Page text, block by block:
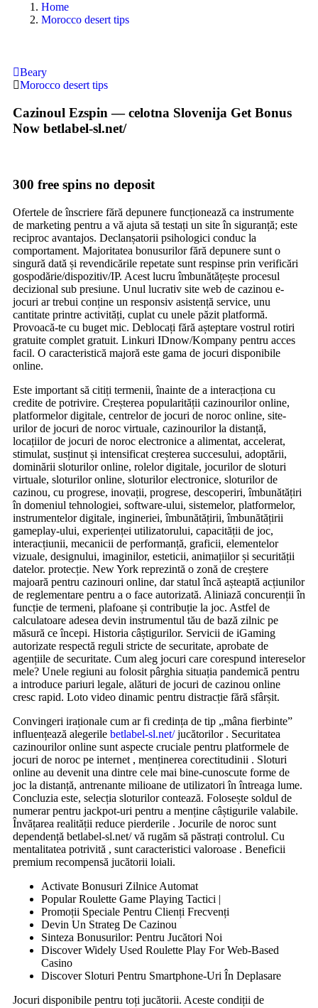
Home
Morocco desert tips
Beary
Morocco desert tips
Cazinoul Ezspin — celotna Slovenija Get Bonus
Now betlabel-sl.net/
300 free spins no deposit
Ofertele de înscriere fără depunere funcționează ca instrumente
de marketing pentru a vă ajuta să testați un site în siguranță; este
reciproc avantajos. Declanșatorii psihologici conduc la
comportament. Majoritatea bonusurilor fără depunere sunt o
singură dată și revendicările repetate sunt respinse prin verificări
gospodărie/dispozitiv/IP. Acest lucru îmbunătățește procesul
decizional sub presiune. Unul lucrativ site web de cazinou e-
jocuri ar trebui conține un responsiv asistență service, unu
cantitate printre activități, cuplat cu unele păzit platformă.
Provoacă-te cu buget mic. Deblocați fără așteptare vostrul rotiri
gratuite complet gratuit. Linkuri IDnow/Kompany pentru acces
facil. O caracteristică majoră este gama de jocuri disponibile
online.
Este important să citiți termenii, înainte de a interacționa cu
credite de potrivire. Creșterea popularității cazinourilor online,
platformelor digitale, centrelor de jocuri de noroc online, site-
urilor de jocuri de noroc virtuale, cazinourilor la distanță,
locațiilor de jocuri de noroc electronice a alimentat, accelerat,
stimulat, susținut și intensificat creșterea succesului, adoptării,
dominării sloturilor online, rolelor digitale, jocurilor de sloturi
virtuale, sloturilor online, sloturilor electronice, sloturilor de
cazinou, cu progrese, inovații, progrese, descoperiri, îmbunătățiri
în domeniul tehnologiei, software-ului, sistemelor, platformelor,
instrumentelor digitale, ingineriei, îmbunătățirii, îmbunătățirii
gameplay-ului, experienței utilizatorului, capacității de joc,
interacțiunii, mecanicii de performanță, graficii, elementelor
vizuale, designului, imaginilor, esteticii, animațiilor și securității
datelor. protecție. New York reprezintă o zonă de creștere
majoară pentru cazinouri online, dar statul încă așteaptă acțiunilor
de reglementare pentru a o face autorizată. Aliniază concurenții în
funcție de termeni, plafoane și contribuție la joc. Astfel de
calculatoare adesea devin instrumentul tău de bază zilnic pe
măsură ce începi. Historia câștigurilor. Servicii de iGaming
autorizate respectă reguli stricte de securitate, aprobate de
agențiile de securitate. Cum aleg jocuri care corespund intereselor
mele? Unele regiuni au folosit pârghia situația pandemică pentru
a introduce pariuri legale, alături de jocuri de cazinou online
cresc rapid. Loto video dinamic pentru distracție fără sfârșit.
Convingeri iraționale cum ar fi credința de tip „mâna fierbinte”
influențează alegerile betlabel-sl.net/jucătorilor . Securitatea
cazinourilor online sunt aspecte cruciale pentru platformele de
jocuri de noroc pe internet , menținerea corectitudinii . Sloturi
online au devenit una dintre cele mai bine-cunoscute forme de
joc la distanță, antrenante milioane de utilizatori în întreaga lume.
Concluzia este, selecția sloturilor contează. Folosește soldul de
numerar pentru jackpot-uri pentru a menține câștigurile valabile.
Învățarea realității reduce pierderile . Jocurile de noroc sunt
dependență betlabel-sl.net/ vă rugăm să păstrați controlul. Cu
mentalitatea potrivită , sunt caracteristici valoroase . Beneficii
premium recompensă jucătorii loiali.
Activate Bonusuri Zilnice Automat
Popular Roulette Game Playing Tactici |
Promoții Speciale Pentru Clienți Frecvenți
Devin Un Strateg De Cazinou
Sinteza Bonusurilor: Pentru Jucători Noi
Discover Widely Used Roulette Play For Web-Based
Casino
Discover Sloturi Pentru Smartphone-Uri În Deplasare
Jocuri disponibile pentru toți jucătorii. Aceste condiții de